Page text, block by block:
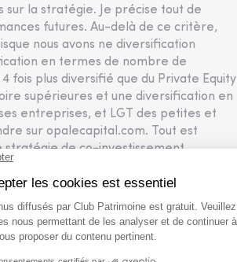
la stratégie. Je précise tout de
futures. Au-delà de ce critère,
nous avons ne diversification
en termes de nombre de
fois plus diversifié que du Private Equity
supérieures et une diversification en
entreprises, et LGT des petites et
sur opalecapital.com. Tout est
stratégie de co-investissement.
moins d’effet de levier »